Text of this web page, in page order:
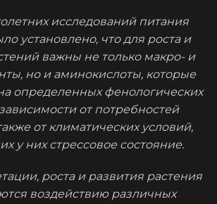
исследований питания
установлено, что для роста и
важны не только макро- и
но и аминокислоты, которые
определенных фенологических
от потребностей
от климатических условий,
у них стрессовое состояние.
роста и развития растения
воздействию различных